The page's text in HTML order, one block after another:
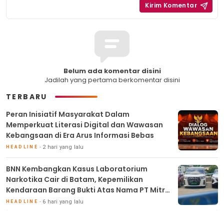
Belum ada komentar disini
Jadilah yang pertama berkomentar disini
TERBARU
Peran Inisiatif Masyarakat Dalam
Memperkuat Literasi Digital dan Wawasan
Kebangsaan di Era Arus Informasi Bebas
HEADLINE 2 hari yang lalu
BNN Kembangkan Kasus Laboratorium
Narkotika Cair di Batam, Kepemilikan
Kendaraan Barang Bukti Atas Nama PT Mitra
Usaha Properti
HEADLINE 6 hari yang lalu